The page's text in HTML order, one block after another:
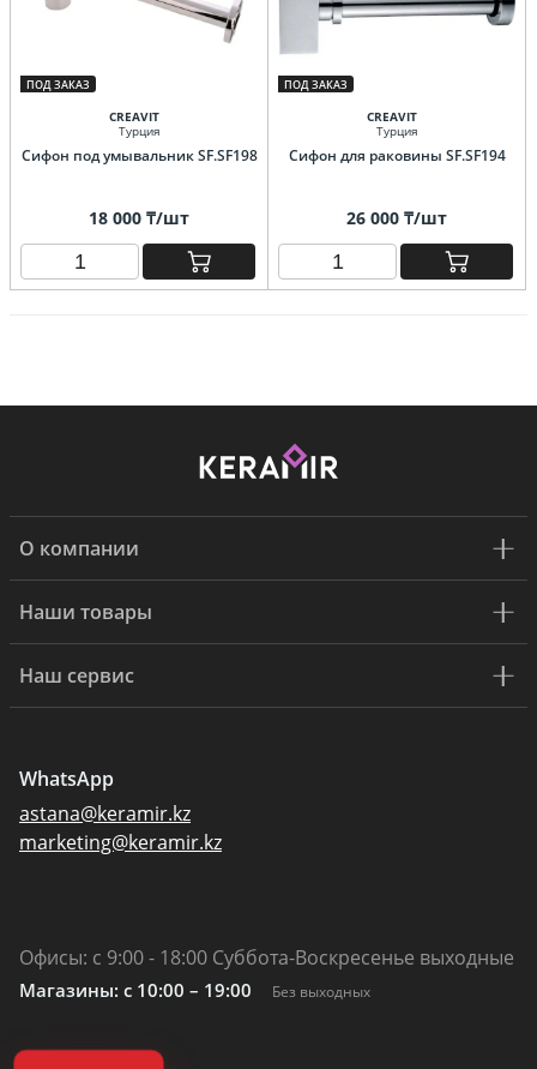
ПОД ЗАКАЗ
CREAVIT
Турция
Сифон под умывальник SF.SF198
18 000 ₸/шт
ПОД ЗАКАЗ
CREAVIT
Турция
Сифон для раковины SF.SF194
26 000 ₸/шт
О компании
Наши товары
Наш сервис
WhatsApp
astana@keramir.kz
marketing@keramir.kz
Офисы: с 9:00 - 18:00 Суббота-Воскресенье выходные
Магазины: c 10:00 – 19:00 Без выходных